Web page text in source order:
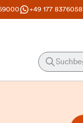
+49 177 8376058